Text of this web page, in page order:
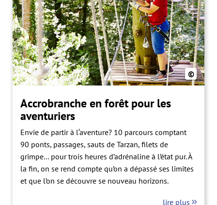
©
Accrobranche en forêt pour les
aventuriers
Envie de partir à l‘aventure? 10 parcours comptant
90 ponts, passages, sauts de Tarzan, filets de
grimpe… pour trois heures d’adrénaline à l’état pur. À
la fin, on se rend compte qu’on a dépassé ses limites
et que l’on se découvre se nouveau horizons.
lire plus